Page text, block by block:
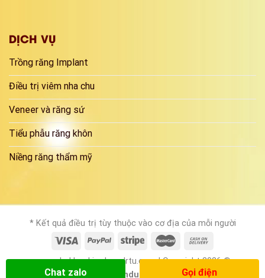
DỊCH VỤ
Trồng răng Implant
Điều trị viêm nha chu
Veneer và răng sứ
Tiểu phẫu răng khôn
Niềng răng thẩm mỹ
* Kết quả điều trị tùy thuộc vào cơ địa của mỗi người
www.nhakhoakimdungdrtu.com | Copyright 2026 ©
nhakhoakimdungdrtu.com
Chat zalo Gọi điện